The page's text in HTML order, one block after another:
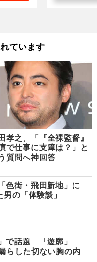
ています
孝之、「『全裸監督』
で仕事に支障は？」と
質問へ神回答
色街・飛田新地」に
の「体験談」
で話題 「遊廓」
らした切ない胸の内